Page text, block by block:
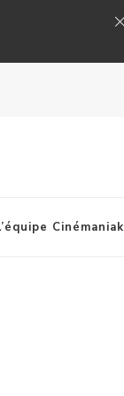
Cinémaniak